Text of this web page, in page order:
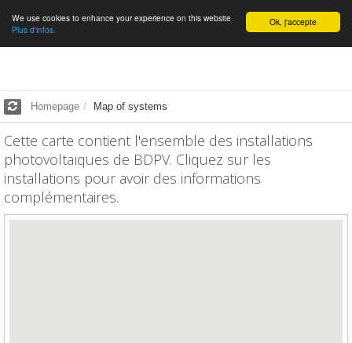
English Ok, j'accepte
We use cookies to enhance your experience on this website
Plus d'infos.
Homepage Map of systems
Cette carte contient l'ensemble des installations
photovoltaïques de BDPV. Cliquez sur les
installations pour avoir des informations
complémentaires.